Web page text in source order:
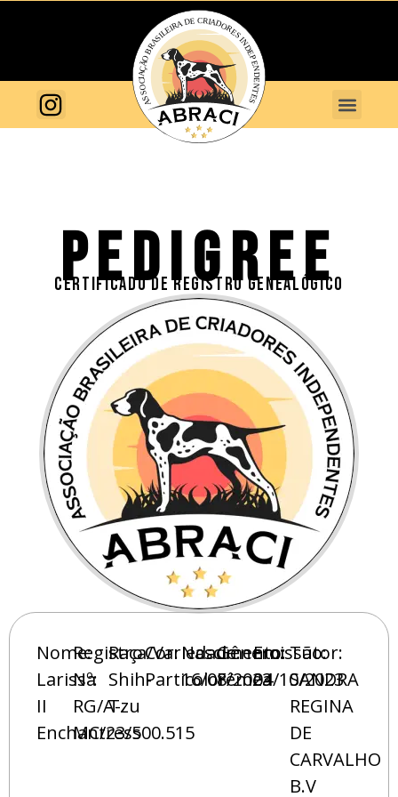
PEDIGREE
CERTIFICADO DE REGISTRO GENEALÓGICO
Nome:
Larissa
II
Enchantress
Registro
Nº:
RG/A-
MC/23/500.515
Raça/Variedade:
Shih-
Tzu
Cor:
Particolor
Nascimento:
16/08/2023
Gênero:
Fêmea
Emissão:
04/10/2023
Tutor:
SANDRA
REGINA
DE
CARVALHO
B.V